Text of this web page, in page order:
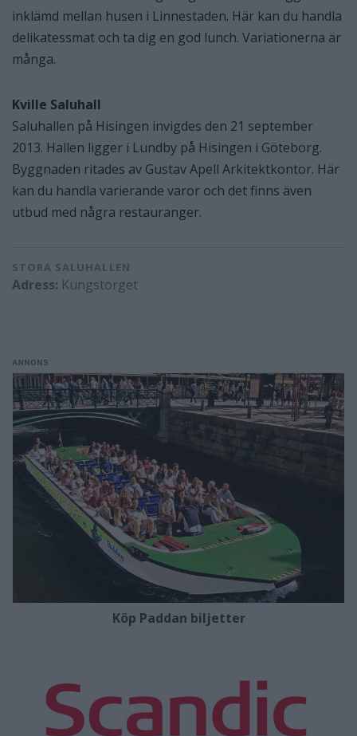
inklämd mellan husen i Linnestaden. Här kan du handla
delikatessmat och ta dig en god lunch. Variationerna är
många.
Kville Saluhall
Saluhallen på Hisingen invigdes den 21 september
2013. Hallen ligger i Lundby på Hisingen i Göteborg.
Byggnaden ritades av Gustav Apell Arkitektkontor. Här
kan du handla varierande varor och det finns även
utbud med några restauranger.
STORA SALUHALLEN
Adress: Kungstorget
Köp Paddan biljetter